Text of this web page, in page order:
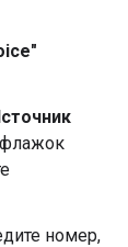
флажок
номер,